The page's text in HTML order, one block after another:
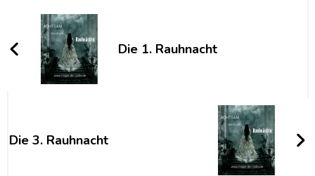
Navigation
Die 1. Rauhnacht
Die 3. Rauhnacht